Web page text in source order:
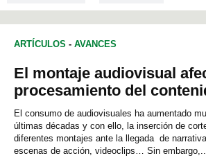
ARTÍCULOS - AVANCES
El montaje audiovisual
procesamiento del
El consumo de audiovisuales ha aumentado
últimas décadas y con ello, la inserción de
diferentes montajes ante la llegada de
escenas de acción, videoclips… Sin